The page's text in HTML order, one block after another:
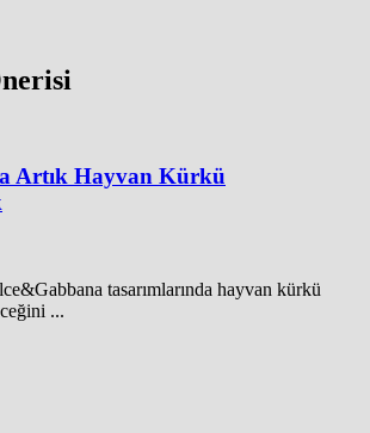
Artık Hayvan Kürkü
tasarımlarında hayvan kürkü
...